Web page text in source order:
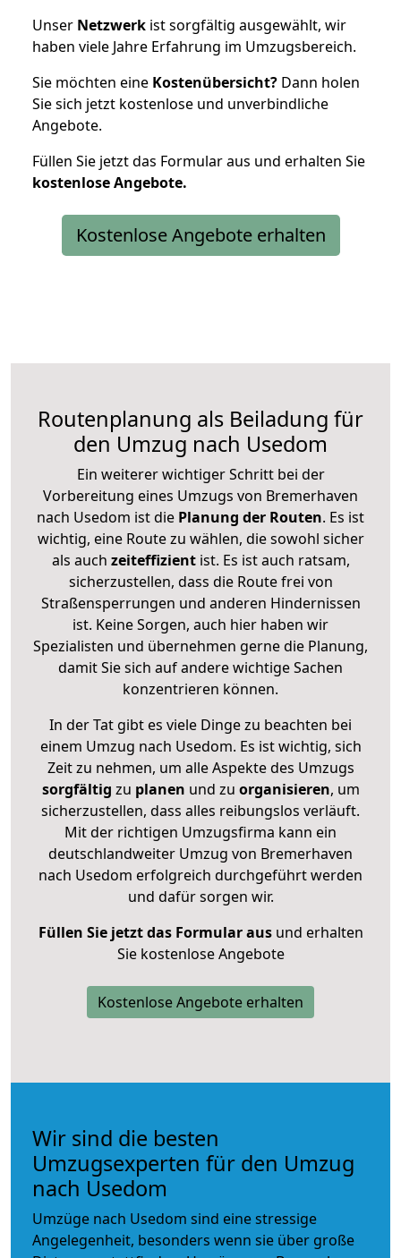
Unser Netzwerk ist sorgfältig ausgewählt, wir
haben viele Jahre Erfahrung im Umzugsbereich.
Sie möchten eine Kostenübersicht? Dann holen
Sie sich jetzt kostenlose und unverbindliche
Angebote.
Füllen Sie jetzt das Formular aus und erhalten Sie
kostenloseAngebote.
Kostenlose Angebote erhalten
Routenplanung als Beiladung für
den Umzug nach Usedom
Ein weiterer wichtiger Schritt bei der
Vorbereitung eines Umzugs von Bremerhaven
nach Usedom ist die Planung der Routen. Es ist
wichtig, eine Route zu wählen, die sowohl sicher
als auch zeiteffizientist. Es ist auch ratsam,
sicherzustellen, dass die Route frei von
Straßensperrungen und anderen Hindernissen
ist. Keine Sorgen, auch hier haben wir
Spezialisten und übernehmen gerne die Planung,
damit Sie sich auf andere wichtige Sachen
konzentrieren können.
In der Tat gibt es viele Dinge zu beachten bei
einem Umzug nach Usedom. Es ist wichtig, sich
Zeit zu nehmen, um alle Aspekte des Umzugs
sorgfältig zu planen und zu organisieren, um
sicherzustellen, dass alles reibungslos verläuft.
Mit der richtigen Umzugsfirma kann ein
deutschlandweiter Umzug von Bremerhaven
nach Usedom erfolgreich durchgeführt werden
und dafür sorgen wir.
Füllen Sie jetzt das Formular ausund erhalten
Sie kostenlose Angebote
Kostenlose Angebote erhalten
Wir sind die besten
Umzugsexperten für den Umzug
nach Usedom
Umzüge nach Usedom sind eine stressige
Angelegenheit, besonders wenn sie über große